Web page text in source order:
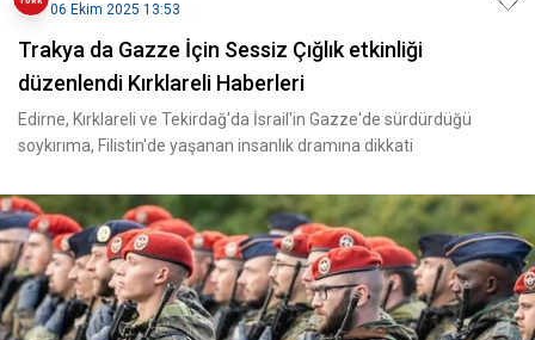
06 Ekim 2025 13:53
Trakya da Gazze İçin Sessiz Çığlık etkinliği
düzenlendi Kırklareli Haberleri
Edirne, Kırklareli ve Tekirdağ'da İsrail'in Gazze'de sürdürdüğü
soykırıma, Filistin'de yaşanan insanlık dramına dikkati